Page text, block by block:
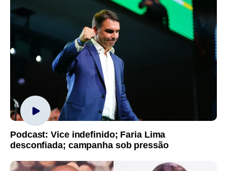
Podcast: Vice indefinido; Faria Lima
desconfiada; campanha sob pressão